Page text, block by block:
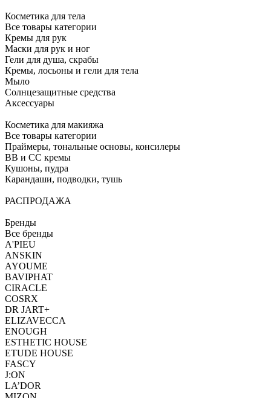
Косметика для тела
Все товары категории
Кремы для рук
Маски для рук и ног
Гели для душа, скрабы
Кремы, лосьоны и гели для тела
Мыло
Солнцезащитные средства
Аксессуары
Косметика для макияжа
Все товары категории
Праймеры, тональные основы, консилеры
BB и CC кремы
Кушоны, пудра
Карандаши, подводки, тушь
РАСПРОДАЖА
Бренды
Все бренды
A'PIEU
ANSKIN
AYOUME
BAVIPHAT
CIRACLE
COSRX
DR JART+
ELIZAVECCA
ENOUGH
ESTHETIC HOUSE
ETUDE HOUSE
FASCY
J:ON
LA’DOR